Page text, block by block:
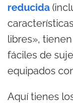
reducida
libres»,
fáciles de
equipados
Aquí tienes